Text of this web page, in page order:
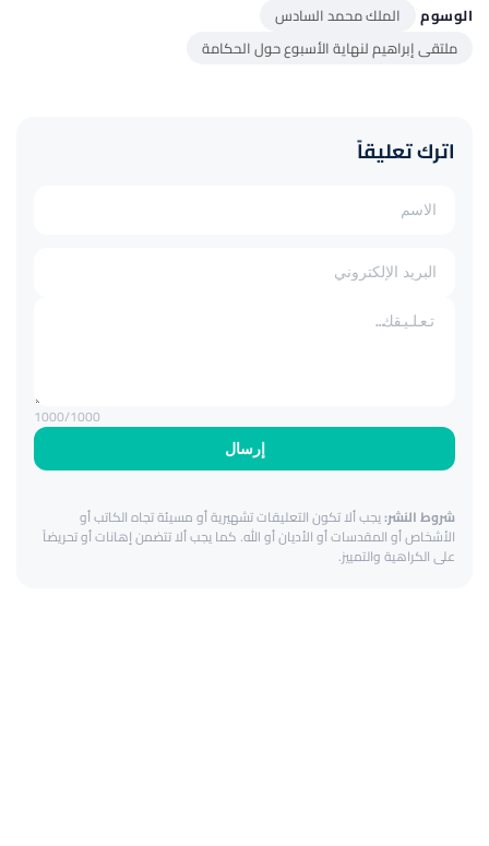
الوسوم
الملك محمد السادس
ملتقى إبراهيم لنهاية الأسبوع حول الحكامة
اترك تعليقاً
إرسال
1000/1000
شروط النشر:يجب ألا تكون التعليقات تشهيرية أو مسيئة تجاه الكاتب أو
الأشخاص أو المقدسات أو الأديان أو الله. كما يجب ألا تتضمن إهانات أو تحريضاً
على الكراهية والتمييز.